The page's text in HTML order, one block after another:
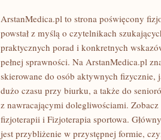
ArstanMedica.pl to strona poświęcony
powstał z myślą o czytelnikach
praktycznych porad i konkretnych
pełnej sprawności. Na ArstanMedica.pl
skierowane do osób aktywnych fizycznie,
dużo czasu przy biurku, a także do
z nawracającymi dolegliwościami.
fizjoterapii i Fizjoterapia sportowa.
jest przybliżenie w przystępnej formie,